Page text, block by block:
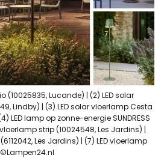
(10025835, Lucande) | (2) LED solar
Lindby) | (3) LED solar vloerlamp Cesta
LED lamp op zonne-energie SUNDRESS
vloerlamp strip (10024548, Les Jardins) |
Les Jardins) | (7) LED vloerlamp
©Lampen24.nl